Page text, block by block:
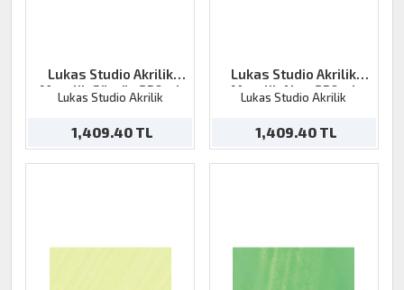
Lukas Studio Akrilik
Metalik Gümüş 250ml
Lukas Studio Akrilik
1,409.40 TL
Lukas Studio Akrilik
Metalik Altın 250ml
Lukas Studio Akrilik
1,409.40 TL